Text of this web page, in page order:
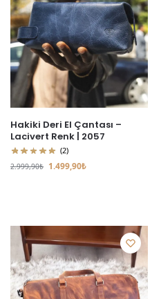
Hakiki Deri El Çantası –
Lacivert Renk | 2057
(2)
2.999,90₺ 1.499,90₺